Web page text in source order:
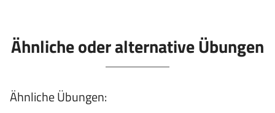
Ähnliche oder alternative Übungen
Ähnliche Übungen: